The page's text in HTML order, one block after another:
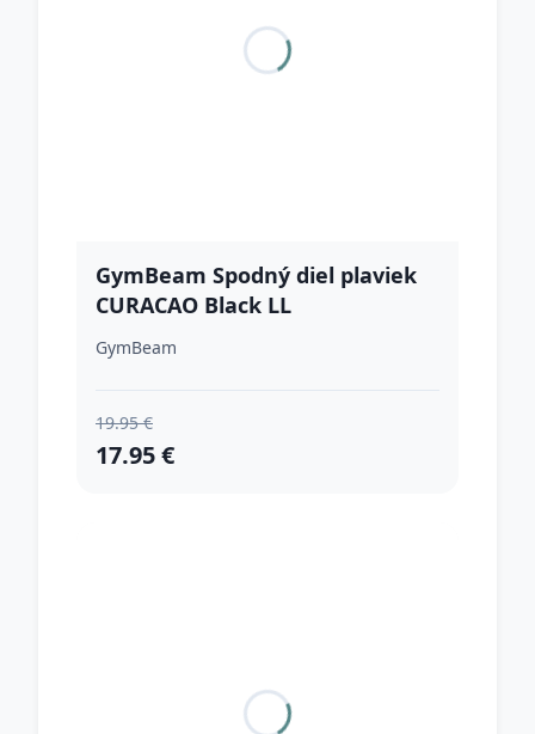
GymBeam Spodný diel plaviek
CURACAO Black LL
GymBeam
19.95 €
17.95 €